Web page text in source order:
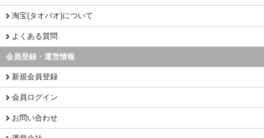
淘宝(タオバオ)について
よくある質問
会員登録・運営情報
新規会員登録
会員ログイン
お問い合わせ